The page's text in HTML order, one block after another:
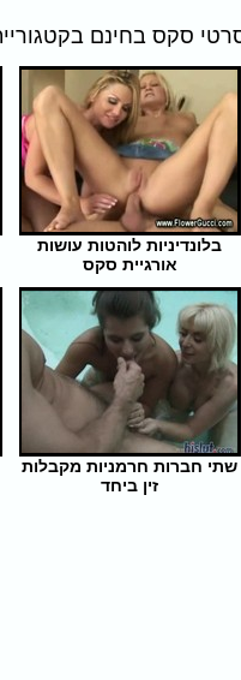
בלונדיניות לוהטות עושות
אורגיית סקס
שתי חברות חרמניות מקבלות
זין ביחד